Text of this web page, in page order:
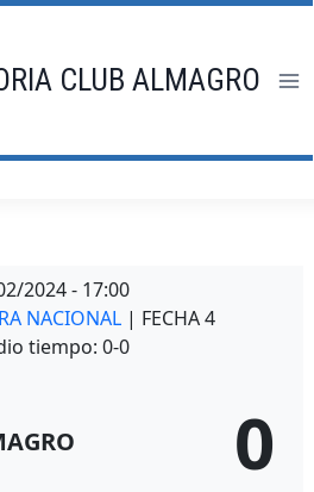
CLUB ALMAGRO
2024 - 17:00
NACIONAL | FECHA 4
tiempo: 0-0
0